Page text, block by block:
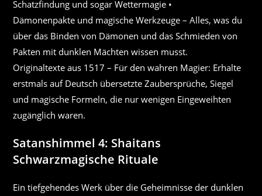
Schatzfindung und sogar Wettermagie •
Dämonenpakte und magische Werkzeuge – Alles, was du
über das Binden von Dämonen und das Schmieden von
Pakten mit dunklen Mächten wissen musst.
Originaltexte aus 1517 – Für den wahren Magier: Erhalte
erstmals auf Deutsch übersetzte Zaubersprüche, Siegel
und magische Formeln, die nur wenigen Eingeweihten
zugänglich waren.
Satanshimmel 4: Shaitans
Schwarzmagische Rituale
Ein tiefgehendes Werk über die Geheimnisse der dunklen